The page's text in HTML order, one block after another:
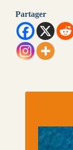
Partager